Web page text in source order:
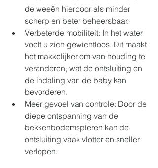
de weeën hierdoor als minder
scherp en beter beheersbaar.
Verbeterde mobiliteit: In het water
voelt u zich gewichtloos. Dit maakt
het makkelijker om van houding te
veranderen, wat de ontsluiting en
de indaling van de baby kan
bevorderen.
Meer gevoel van controle: Door de
diepe ontspanning van de
bekkenbodemspieren kan de
ontsluiting vaak vlotter en sneller
verlopen.